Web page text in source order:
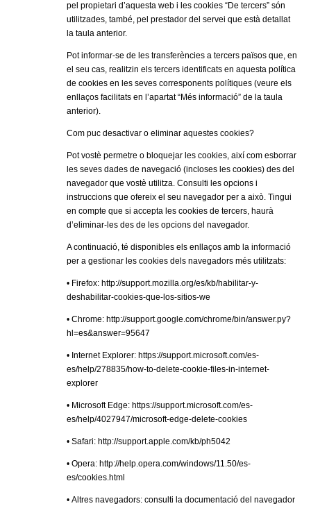
pel propietari d’aquesta web i les cookies “De tercers” són
utilitzades, també, pel prestador del servei que està detallat
la taula anterior.
Pot informar-se de les transferències a tercers països que, en
el seu cas, realitzin els tercers identificats en aquesta política
de cookies en les seves corresponents polítiques (veure els
enllaços facilitats en l’apartat “Més informació” de la taula
anterior).
Com puc desactivar o eliminar aquestes cookies?
Pot vostè permetre o bloquejar les cookies, així com esborrar
les seves dades de navegació (incloses les cookies) des del
navegador que vostè utilitza. Consulti les opcions i
instruccions que ofereix el seu navegador per a això. Tingui
en compte que si accepta les cookies de tercers, haurà
d’eliminar-les des de les opcions del navegador.
A continuació, té disponibles els enllaços amb la informació
per a gestionar les cookies dels navegadors més utilitzats:
• Firefox: http://support.mozilla.org/es/kb/habilitar-y-
deshabilitar-cookies-que-los-sitios-we
• Chrome: http://support.google.com/chrome/bin/answer.py?
hl=es&answer=95647
• Internet Explorer: https://support.microsoft.com/es-
es/help/278835/how-to-delete-cookie-files-in-internet-
explorer
• Microsoft Edge: https://support.microsoft.com/es-
es/help/4027947/microsoft-edge-delete-cookies
• Safari: http://support.apple.com/kb/ph5042
• Opera: http://help.opera.com/windows/11.50/es-
es/cookies.html
• Altres navegadors: consulti la documentació del navegador